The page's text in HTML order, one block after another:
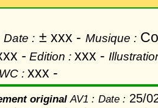
Date : ± xxx - Musique :
- Edition : xxx -
: xxx -
originalAV1 : Date : 25/